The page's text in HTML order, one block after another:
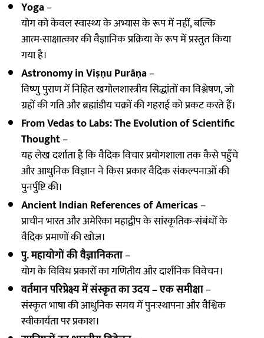
Yoga–
योग को केवल स्वास्थ्य के अभ्यास के रूप में नहीं, बल्कि
आत्म-साक्षात्कार की वैज्ञानिक प्रक्रिया के रूप में प्रस्तुत किया
गया है।
Astronomy in Viṣṇu Purāṇa–
विष्णु पुराण में निहित खगोलशास्त्रीय सिद्धांतों का विश्लेषण, जो
ग्रहों की गति और ब्रह्मांडीय चक्रों की गहराई को प्रकट करते हैं।
From Vedas to Labs: The Evolution of Scientific
Thought–
यह लेख दर्शाता है कि वैदिक विचार प्रयोगशाला तक कैसे पहुँचे
और आधुनिक विज्ञान ने किस प्रकार वैदिक संकल्पनाओं की
पुनर्पुष्टि की।
Ancient Indian References of Americas–
प्राचीन भारत और अमेरिका महाद्वीप के सांस्कृतिक-संबंधों के
वैदिक प्रमाणों की खोज।
पु. महायोगों की वैज्ञानिकता–
योग के विविध प्रकारों का गणितीय और दार्शनिक विवेचन।
वर्तमान परिप्रेक्ष्य में संस्कृत का उदय – एक समीक्षा–
संस्कृत भाषा की आधुनिक समय में पुनःस्थापना और वैश्विक
स्वीकार्यता पर प्रकाश।